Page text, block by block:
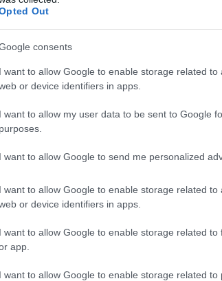
Out
consents
I want to allow Google to enable storage related to
or device identifiers in apps.
I want to allow my user data to be sent to Google
purposes.
I want to allow Google to send me personalized
I want to allow Google to enable storage related to
or device identifiers in apps.
I want to allow Google to enable storage related to
app.
I want to allow Google to enable storage related to
ή χτυπημένο ανθότυρο και